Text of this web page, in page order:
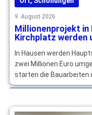
9. August 2026
Millionenprojekt in
Kirchplatz
In Hausen werden
zwei Millionen Euro
starten die Bauarbeiten